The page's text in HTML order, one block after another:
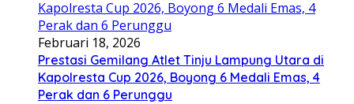
Februari 18, 2026
Prestasi Gemilang Atlet Tinju Lampung Utara di
Kapolresta Cup 2026, Boyong 6 Medali Emas, 4
Perak dan 6 Perunggu